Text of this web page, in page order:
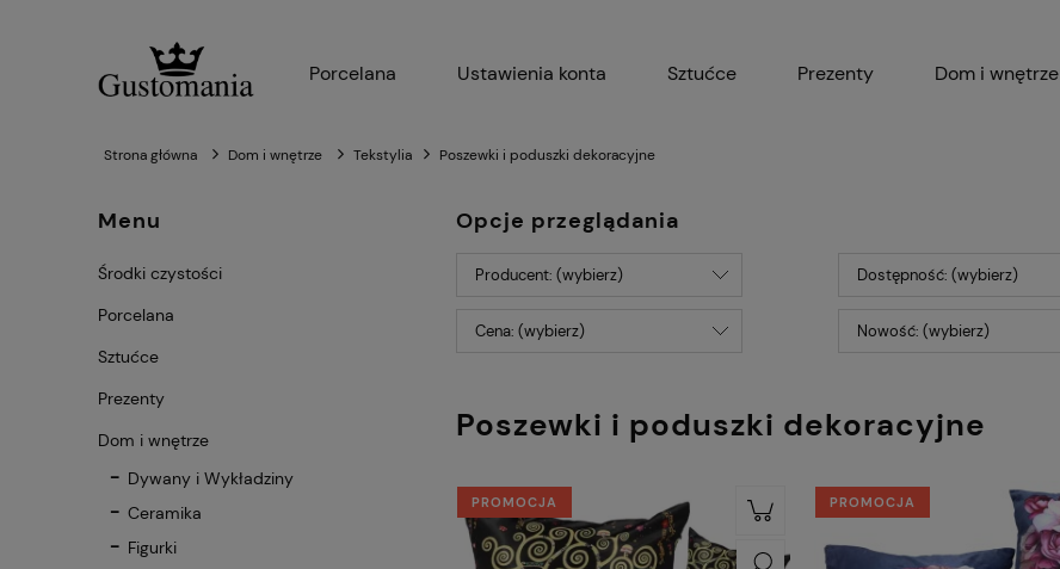
Porcelana Ustawienia konta Sztućce Prezenty Dom i wnętrze
Strona główna Dom i wnętrze Tekstylia Poszewki i poduszki dekoracyjne
Menu
Środki czystości
Porcelana
Sztućce
Prezenty
Dom i wnętrze
Dywany i Wykładziny
Ceramika
Figurki
Opcje przeglądania
Producent: (wybierz) Dostępność: (wybierz)
Cena: (wybierz) Nowość: (wybierz)
Poszewki i poduszki dekoracyjne
PROMOCJA PROMOCJA